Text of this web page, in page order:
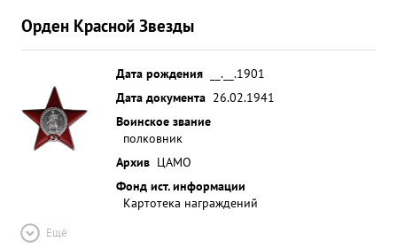
Орден Красной Звезды
Дата рождения
__.__.1901
Дата документа 26.02.1941
Воинское звание
полковник
Архив ЦАМО
Фонд ист. информации
Картотека награждений
Ещё